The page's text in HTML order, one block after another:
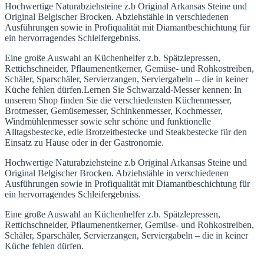
Hochwertige Naturabziehsteine z.b Original Arkansas Steine und
Original Belgischer Brocken. Abziehstähle in verschiedenen
Ausführungen sowie in Profiqualität mit Diamantbeschichtung für
ein hervorragendes Schleifergebniss.
Eine große Auswahl an Küchenhelfer z.b. Spätzlepressen,
Rettichschneider, Pflaumenentkerner, Gemüse- und Rohkostreiben,
Schäler, Sparschäler, Servierzangen, Serviergabeln – die in keiner
Küche fehlen dürfen.Lernen Sie Schwarzald-Messer kennen: In
unserem Shop finden Sie die verschiedensten Küchenmesser,
Brotmesser, Gemüsemesser, Schinkenmesser, Kochmesser,
Windmühlenmesser sowie sehr schöne und funktionelle
Alltagsbestecke, edle Brotzeitbestecke und Steakbestecke für den
Einsatz zu Hause oder in der Gastronomie.
Hochwertige Naturabziehsteine z.b Original Arkansas Steine und
Original Belgischer Brocken. Abziehstähle in verschiedenen
Ausführungen sowie in Profiqualität mit Diamantbeschichtung für
ein hervorragendes Schleifergebniss.
Eine große Auswahl an Küchenhelfer z.b. Spätzlepressen,
Rettichschneider, Pflaumenentkerner, Gemüse- und Rohkostreiben,
Schäler, Sparschäler, Servierzangen, Serviergabeln – die in keiner
Küche fehlen dürfen.